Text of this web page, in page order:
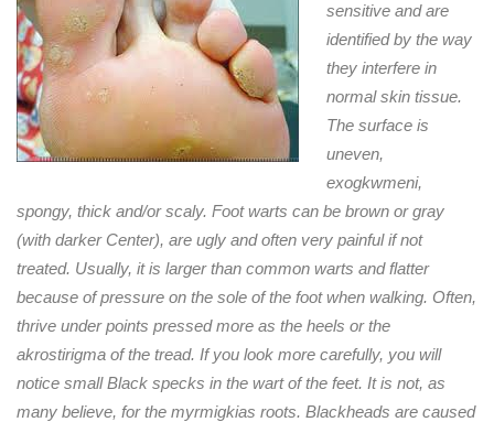
sensitive and are
identified by the way
they interfere in
normal skin tissue.
The surface is
uneven,
exogkwmeni,
spongy, thick and/or scaly. Foot warts can be brown or gray
(with darker Center), are ugly and often very painful if not
treated. Usually, it is larger than common warts and flatter
because of pressure on the sole of the foot when walking. Often,
thrive under points pressed more as the heels or the
akrostirigma of the tread. If you look more carefully, you will
notice small Black specks in the wart of the feet. It is not, as
many believe, for the myrmigkias roots. Blackheads are caused